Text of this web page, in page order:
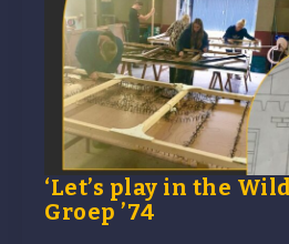
‘Let’s play in the
Groep ’74